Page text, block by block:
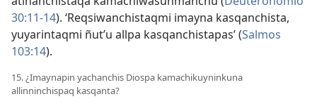
30:11-14). ‘Reqsiwanchistaqmi imayna kasqanchista,
yuyarintaqmi ñut’u allpa kasqanchistapas’ (Salmos
103:14).
15. ¿Imaynapin yachanchis Diospa kamachikuyninkuna
allinninchispaq kasqanta?